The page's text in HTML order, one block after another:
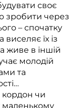
своє
зробити через
– спочатку
їх із
живе в іншій
молодій
та
кордон чи
маленькому